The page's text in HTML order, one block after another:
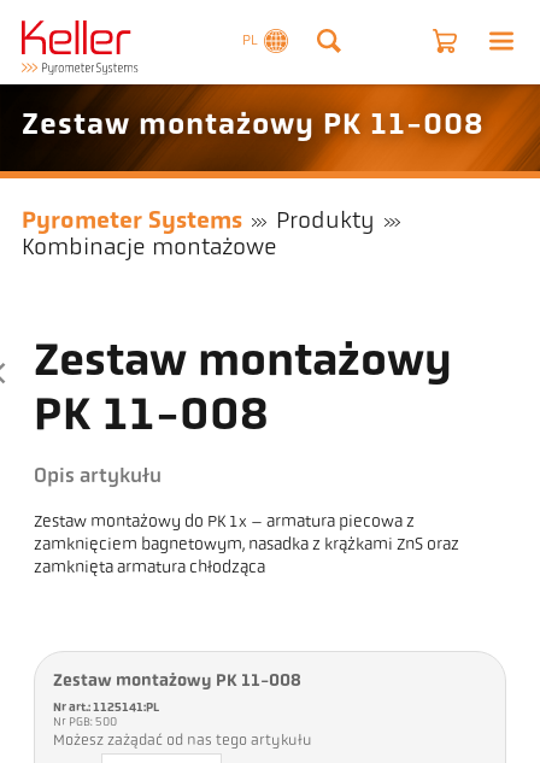
PL
Zestaw montażowy PK 11-008
Pyrometer Systems
Produkty
Kombinacje montażowe
Zestaw montażowy
PK 11-008
Opis artykułu
Zestaw montażowy do PK 1x – armatura piecowa z
zamknięciem bagnetowym, nasadka z krążkami ZnS oraz
zamknięta armatura chłodząca
Zestaw montażowy PK 11-008
Nr art.: 1125141:PL
Nr PGB: 500
Możesz zażądać od nas tego artykułu